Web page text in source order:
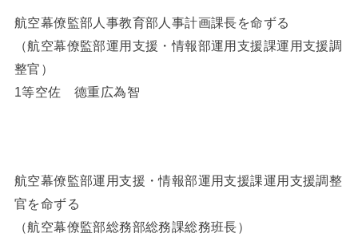
航空幕僚監部人事教育部人事計画課長を命ずる
（航空幕僚監部運用支援・情報部運用支援課運用支援調
整官）
1等空佐 德重広為智
航空幕僚監部運用支援・情報部運用支援課運用支援調整
官を命ずる
（航空幕僚監部総務部総務課総務班長）